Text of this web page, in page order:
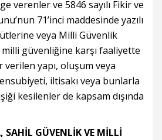
verenler ve 5846 sayılı Fikir ve
71’inci maddesinde yazılı
veya Milli Güvenlik
güvenliğine karşı faaliyette
yapı, oluşum veya
iltisakı veya bunlarla
kesilenler de kapsam dışında
SAHİL GÜVENLİK VE MİLLİ